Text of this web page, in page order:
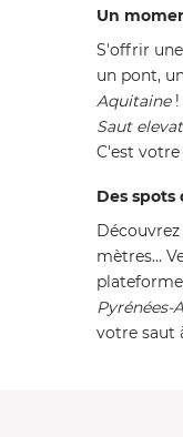
Un
S'offrir une
un pont,
Aquitaine!
Saut
C'est
Des
mètres...
Pyrénées-
votre saut